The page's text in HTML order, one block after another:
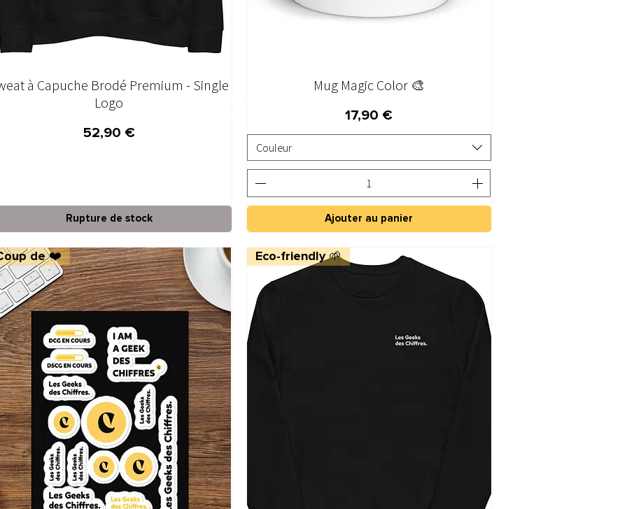
Aperçu rapide
à Capuche Brodé Premium - Single
Logo
Prix
52,90 €
Rupture de stock
Aperçu rapide
Mug Magic Color 🎨
Prix
17,90 €
Couleur
Ajouter au panier
de ❤️ Eco-friendly 🌱